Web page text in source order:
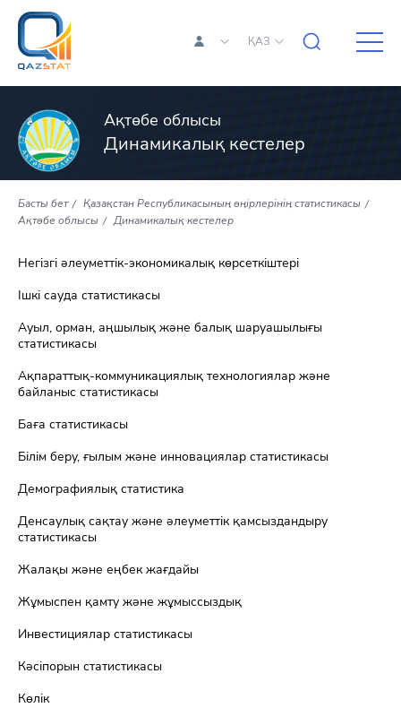
ҚАЗ
Ақтөбе облысы
Динамикалық кестелер
Басты бет
Қазақстан Республикасының өңірлерінің статистикасы
Ақтөбе облысы
Динамикалық кестелер
Негізгі әлеуметтік-экономикалық көрсеткіштері
Ішкі сауда статистикасы
Ауыл, орман, аңшылық және балық шаруашылығы
статистикасы
Ақпараттық-коммуникациялық технологиялар және
байланыс статистикасы
Баға статистикасы
Білім беру, ғылым және инновациялар статистикасы
Демографиялық статистика
Денсаулық сақтау және әлеуметтік қамсыздандыру
статистикасы
Жалақы және еңбек жағдайы
Жұмыспен қамту және жұмыссыздық
Инвестициялар статистикасы
Кәсіпорын статистикасы
Көлік